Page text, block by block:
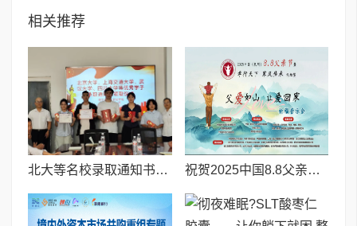
相关推荐
北大等名校录取通知书送达仪式在喀什市特区实验学校暖心举行 祝贺2025中国8.8父亲节“孝行天下家风传承”论坛暨祈福音乐会圆满成功